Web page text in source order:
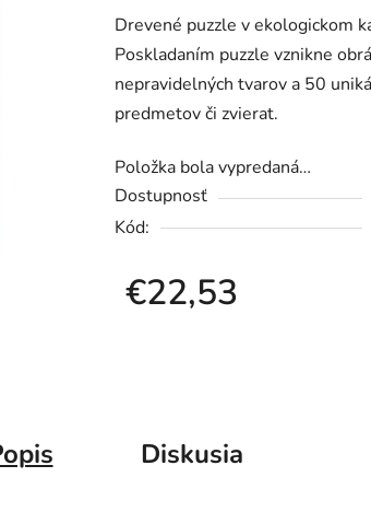
je
0,0
z
5
Drevené puzzle v ekologickom
Poskladaním puzzle vznikne
nepravidelných tvarov a 50
predmetov či zvierat.
Položka bola vypredaná…
Dostupnosť
Kód:
€22,53
Diskusia